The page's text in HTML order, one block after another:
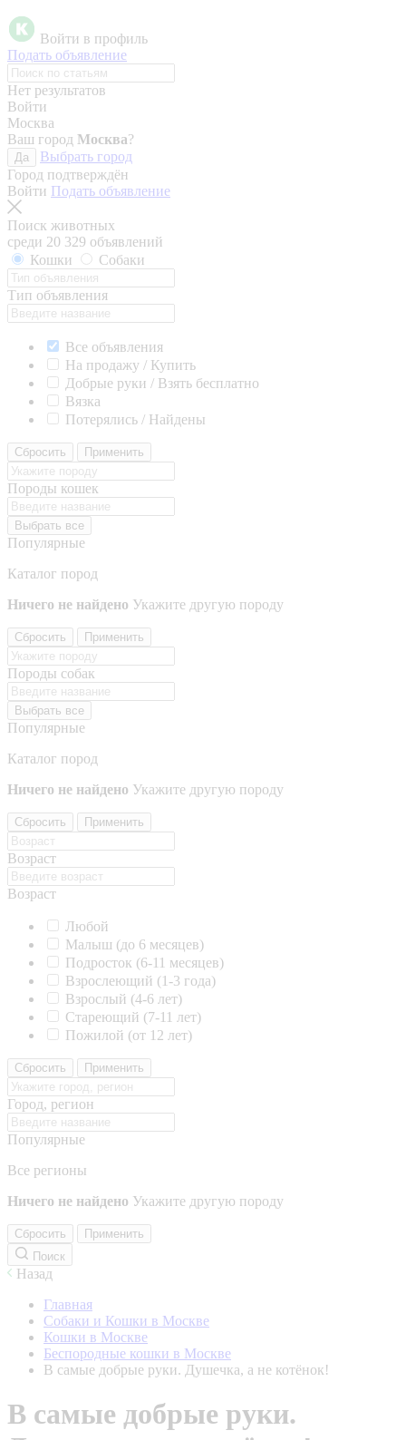
Войти в профиль
Подать объявление
Нет результатов
Войти
Москва
Ваш город Москва?
Да
Выбрать город
Город подтверждён
Войти Подать объявление
Поиск животных
среди 20 329 объявлений
Кошки
Собаки
Тип объявления
Все объявления
На продажу / Купить
Добрые руки / Взять бесплатно
Вязка
Потерялись / Найдены
Сбросить Применить
Породы кошек
Выбрать все
Популярные
Каталог пород
Ничего не найдено Укажите другую породу
Сбросить Применить
Породы собак
Выбрать все
Популярные
Каталог пород
Ничего не найдено Укажите другую породу
Сбросить Применить
Возраст
Возраст
Любой
Малыш (до 6 месяцев)
Подросток (6-11 месяцев)
Взрослеющий (1-3 года)
Взрослый (4-6 лет)
Стареющий (7-11 лет)
Пожилой (от 12 лет)
Сбросить Применить
Город, регион
Популярные
Все регионы
Ничего не найдено Укажите другую породу
Сбросить
Применить
Поиск
Назад
Главная
Собаки и Кошки в Москве
Кошки в Москве
Беспородные кошки в Москве
В самые добрые руки. Душечка, а не котёнок!
В самые добрые руки.